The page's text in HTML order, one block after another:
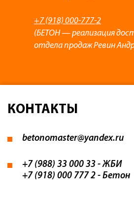
+7 (918) 000-777-2
(БЕТОН — реализация
отдела продаж Ревин
КОНТАКТЫ
betonomaster@yandex.ru
+7 (988) 33 000 33 - ЖБИ
+7 (918) 000 777 2 - Бетон